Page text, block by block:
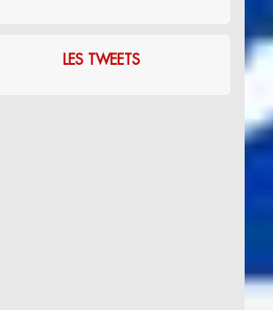
LES TWEETS